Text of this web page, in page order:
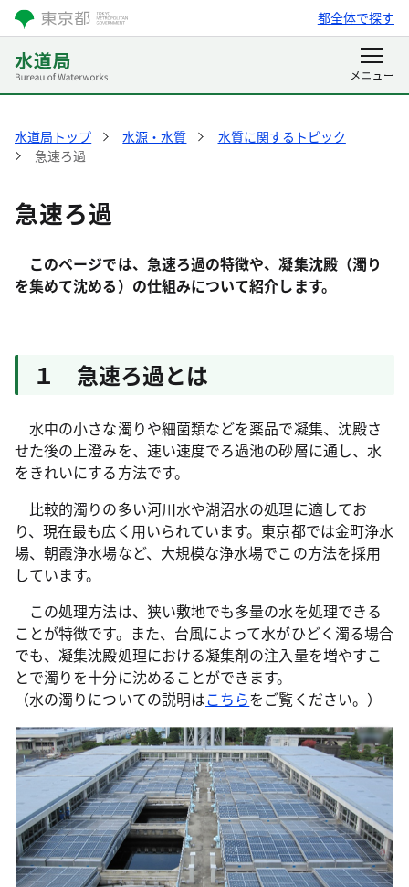
都全体で探す
水道局トップ 水源・水質
水質に関するトピック
急速ろ過
急速ろ過
このページでは、急速ろ過の特徴や、凝集沈殿（濁り
を集めて沈める）の仕組みについて紹介します。
１ 急速ろ過とは
水中の小さな濁りや細菌類などを薬品で凝集、沈殿さ
せた後の上澄みを、速い速度でろ過池の砂層に通し、水
をきれいにする方法です。
比較的濁りの多い河川水や湖沼水の処理に適してお
り、現在最も広く用いられています。東京都では金町浄水
場、朝霞浄水場など、大規模な浄水場でこの方法を採用
しています。
この処理方法は、狭い敷地でも多量の水を処理できる
ことが特徴です。また、台風によって水がひどく濁る場合
でも、凝集沈殿処理における凝集剤の注入量を増やすこ
とで濁りを十分に沈めることができます。
（水の濁りについての説明はこちらをご覧ください。）